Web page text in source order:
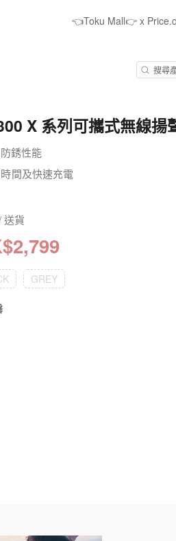
👈Toku Mall👉 x
X 系列可攜式無線揚
銹性能
間及快速充電
送貨
2,799
GREY